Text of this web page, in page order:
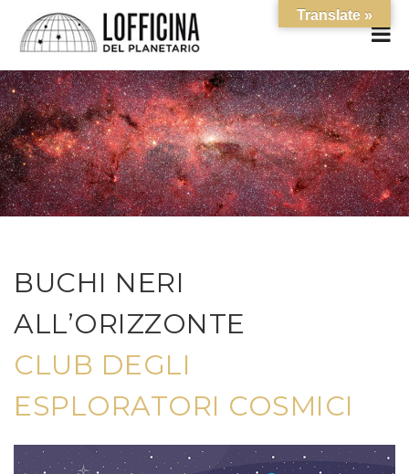
BUCHI NERI
ALL’ORIZZONTE
CLUB DEGLI
ESPLORATORI COSMICI
Translate »